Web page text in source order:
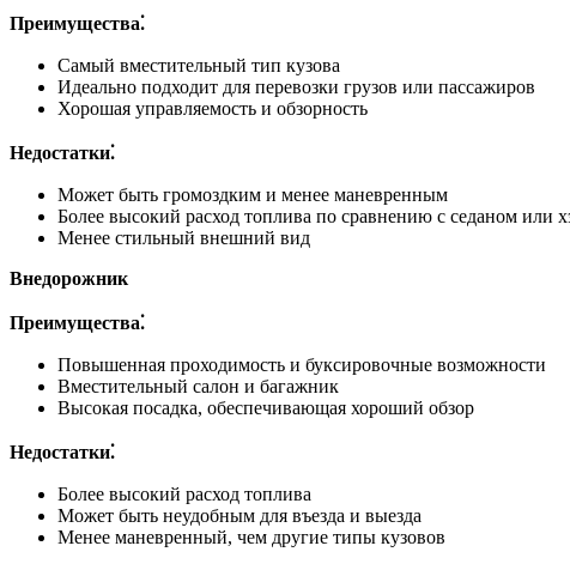
Преимущества⁚
Самый вместительный тип кузова
Идеально подходит для перевозки грузов или пассажиров
Хорошая управляемость и обзорность
Недостатки⁚
Может быть громоздким и менее маневренным
Более высокий расход топлива по сравнению с седаном или
Менее стильный внешний вид
Внедорожник
Преимущества⁚
Повышенная проходимость и буксировочные возможности
Вместительный салон и багажник
Высокая посадка, обеспечивающая хороший обзор
Недостатки⁚
Более высокий расход топлива
Может быть неудобным для въезда и выезда
Менее маневренный, чем другие типы кузовов